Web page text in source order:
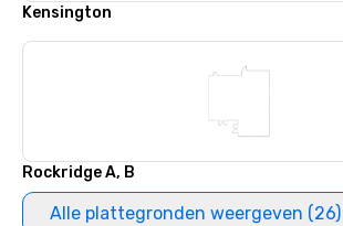
Kensington
Rockridge A, B
Alle plattegronden weergeven (26)